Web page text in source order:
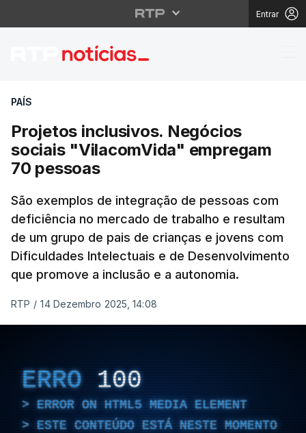
Entrar
Projetos inclusivos.
PAÍS
Projetos inclusivos. Negócios
sociais "VilacomVida" empregam
70 pessoas
São exemplos de integração de pessoas com
deficiência no mercado de trabalho e resultam
de um grupo de pais de crianças e jovens com
Dificuldades Intelectuais e de Desenvolvimento
que promove a inclusão e a autonomia.
RTP / 14 Dezembro 2025, 14:08
ERRO 100
ERROR ON HTML5 MEDIA ELEMENT
ESTE CONTEÚDO ESTÁ NESTE MOMENTO